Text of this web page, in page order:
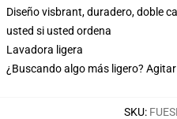
Diseño visbrant, duradero, doble
usted si usted ordena
Lavadora ligera
¿Buscando algo más ligero?
SKU: